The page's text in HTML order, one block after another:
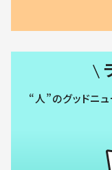
“人”のグッドニ